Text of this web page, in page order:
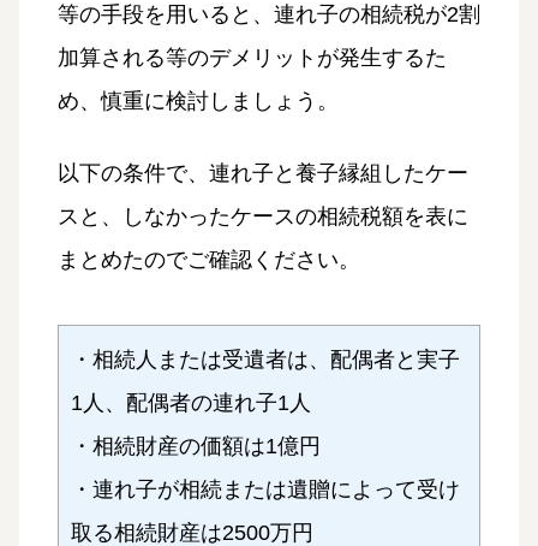
等の手段を用いると、連れ子の相続税が2割
加算される等のデメリットが発生するた
め、慎重に検討しましょう。
以下の条件で、連れ子と養子縁組したケー
スと、しなかったケースの相続税額を表に
まとめたのでご確認ください。
・相続人または受遺者は、配偶者と実子
1人、配偶者の連れ子1人
・相続財産の価額は1億円
・連れ子が相続または遺贈によって受け
取る相続財産は2500万円